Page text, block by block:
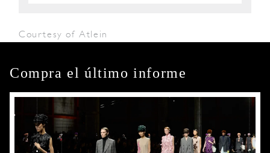
Courtesy of Atlein
Compra el último informe